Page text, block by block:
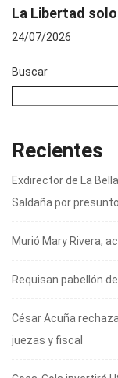
La Libertad
24/07/2026
Buscar
Recientes
Exdirector de La
Saldaña por
Murió Mary Rivera,
Requisan pabellón
César Acuña
juezas y fiscal